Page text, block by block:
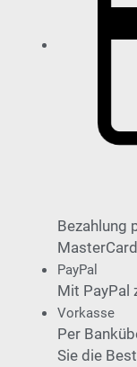
Bezahlung
PayPal
Mit PayPal
Vorkasse
Per
Sie die